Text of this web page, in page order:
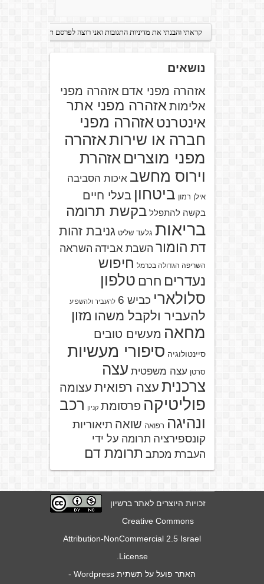
נושאים
אזהרה מפני אדם אזהרה מפני
אלימות אזהרה מפני אתר
אינטרנט אזהרה מפני
חברה או שירותאזהרה
מפני מוצרים אזהרת
וירוס מחשב איכות הסביבה
אילן רמון ביטחון בעלי חיים
בקשה להתפלל בקשת תרומה
בריאות גלעד שליט גניבת זהות
דת הומור השבת אבידה השראה
השריפה הגדולה בכרמל חיפוש
נעדרים חרם טלפון
סלולארי כביש 6 להעביר ולהשפיע
להעביר ולקבל משהו מזון
מחאה מעשים טובים
סיינטולוגיה סיפורי מעשיות
סרטן עצה משפטית עצה
צרכנית עצה רפואית עצומה
פוליטיקה פרסומת קניון רכב
ונהיגה רפואה שואה תיאוריות
קונספירציה תרומה על ידי
העברת מכתב תרומת דם
זכויות היוצרים לאתר ברשיון
Creative Commons
Attribution-NonCommercial 2.5 Israel
License
האתר פועל על תשתית Wordpress
-